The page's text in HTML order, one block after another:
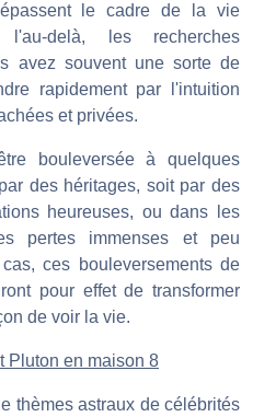
le cadre de la vie
delà, les recherches
avez souvent une sorte de
rapidement par l'intuition
et privées.
bouleversée à quelques
des héritages, soit par des
heureuses, ou dans les
pertes immenses et peu
ces bouleversements de
pour effet de transformer
de voir la vie.
Pluton en maison 8
thèmes astraux de célébrités